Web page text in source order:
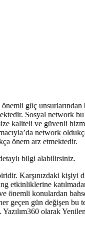
güç
Sosyal network bu
kaliteli ve güvenli
network
önem arz etmektedir.
bilgi alabilirsiniz.
Karşınızdaki kişiyi
etkinliklerine
ve önemli konulardan
geçen gün değişen bu
olarak